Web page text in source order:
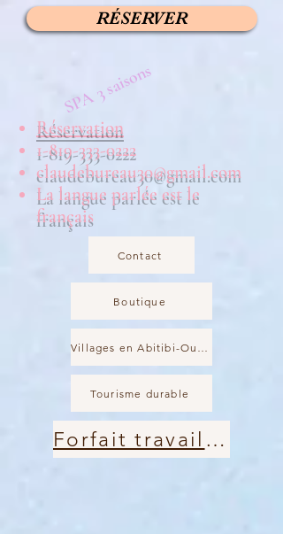
RÉSERVER
SPA 3 saisons
Réservation
1-819-333-0222
claudebureau30@gmail.com
La langue parlée est le
français
Contact
Boutique
Tourisme durable
Forfait travailleurs